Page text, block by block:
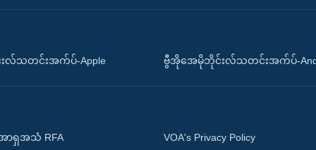
လ်သတင်းအက်ပ်-Apple ဗွီအိုအေမိုဘိုင်းလ်သတင်းအက်ပ်-
ရှအသံ RFA VOA's Privacy Policy